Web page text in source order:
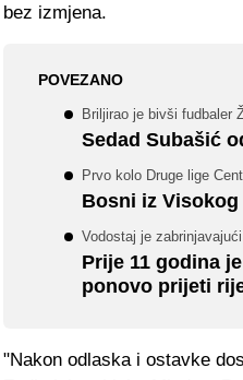
bez izmjena.
POVEZANO
Briljirao je bivši fudbaler
Sedad Subašić
Prvo kolo Druge lige
Bosni iz
Vodostaj je zabrinjavajući
Prije 11 godina
ponovo prijeti
"Nakon odlaska i ostavke